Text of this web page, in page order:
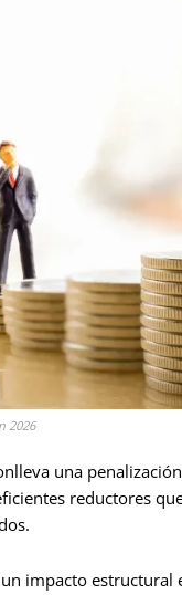
2026
una
reductores
impacto